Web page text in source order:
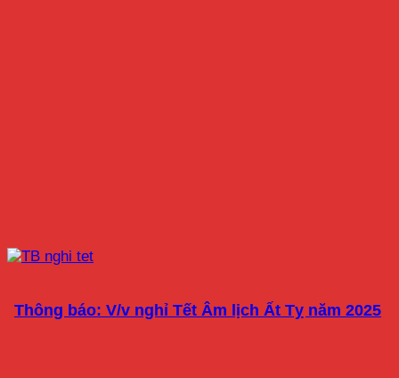
Thông báo: V/v nghỉ Tết Âm lịch Ất Tỵ năm 2025